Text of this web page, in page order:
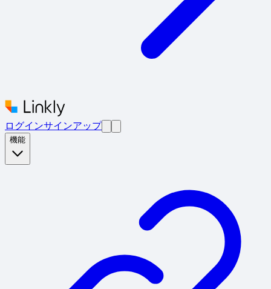
ログインサインアップ
機能